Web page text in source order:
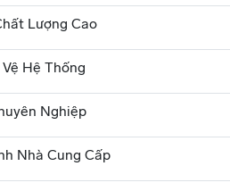
Lượng Cao
Hệ Thống
Nghiệp
Nhà Cung Cấp